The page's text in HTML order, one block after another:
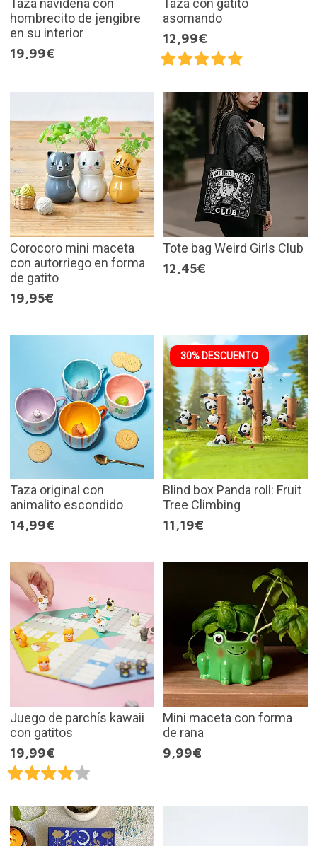
Taza navideña con
hombrecito de jengibre
en su interior
19,99€
Taza con gatito
asomando
12,99€
Corocoro mini maceta
con autorriego en forma
de gatito
19,95€
Tote bag Weird Girls Club
12,45€
Taza original con
animalito escondido
14,99€
30% DESCUENTO
Blind box Panda roll: Fruit
Tree Climbing
11,19€
Juego de parchís kawaii
con gatitos
19,99€
Mini maceta con forma
de rana
9,99€